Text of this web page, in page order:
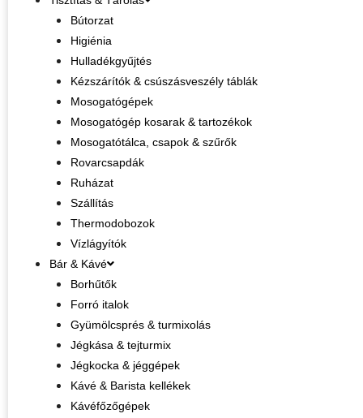
Bútorzat
Higiénia
Hulladékgyűjtés
Kézszárítók & csúszásveszély táblák
Mosogatógépek
Mosogatógép kosarak & tartozékok
Mosogatótálca, csapok & szűrők
Rovarcsapdák
Ruházat
Szállítás
Thermodobozok
Vízlágyítók
Bár & Kávé
Borhűtők
Forró italok
Gyümölcsprés & turmixolás
Jégkása & tejturmix
Jégkocka & jéggépek
Kávé & Barista kellékek
Kávéfőzőgépek